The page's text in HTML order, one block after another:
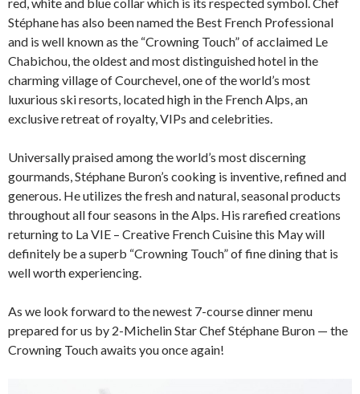
Stéphane has also been named the Best French Professional
and is well known as the “Crowning Touch” of acclaimed Le
Chabichou, the oldest and most distinguished hotel in the
charming village of Courchevel, one of the world’s most
luxurious ski resorts, located high in the French Alps, an
exclusive retreat of royalty, VIPs and celebrities.
Universally praised among the world’s most discerning
gourmands, Stéphane Buron’s cooking is inventive, refined and
generous. He utilizes the fresh and natural, seasonal products
throughout all four seasons in the Alps. His rarefied creations
returning to La VIE – Creative French Cuisine this May will
definitely be a superb “Crowning Touch” of fine dining that is
well worth experiencing.
As we look forward to the newest 7-course dinner menu
prepared for us by 2-Michelin Star Chef Stéphane Buron — the
Crowning Touch awaits you once again!